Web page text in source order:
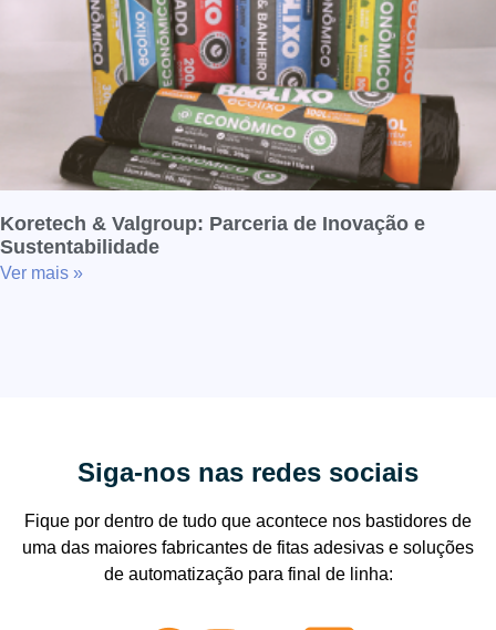
Koretech & Valgroup: Parceria de Inovação e
Sustentabilidade
Ver mais »
Siga-nos nas redes sociais
Fique por dentro de tudo que acontece nos bastidores de
uma das maiores fabricantes de fitas adesivas e soluções
de automatização para final de linha: